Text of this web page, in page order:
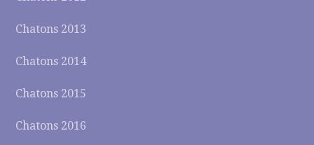
Chatons 2013
Chatons 2014
Chatons 2015
Chatons 2016